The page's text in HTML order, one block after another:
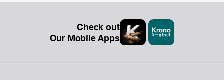
Check out
Our Mobile Apps